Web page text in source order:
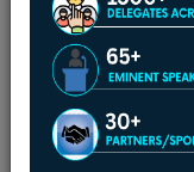
ACM
on
Strategic
Horizon:
Navigating
petrochemical